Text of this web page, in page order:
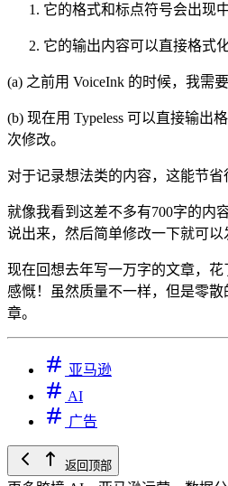
它的格式和标点符号会出现
它的输出内容可以直接格式化
(a) 之前用 VoiceInk 的时候，我需
(b) 现在用 Typeless 可以直接输出
次修改。
对于记录想法类的内容，这能节省
就像我看到这差不多有700字的内
说出来，然后简单修改一下就可以
现在回想去年写一万字的文章，
感慨！虽然质量不一样，但是零
章。
亚马逊
AI
广告
返回顶部